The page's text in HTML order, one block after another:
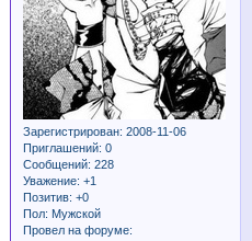
Зарегистрирован: 2008-11-06
Приглашений: 0
Сообщений: 228
Уважение: +1
Позитив: +0
Пол: Мужской
Провел на форуме: